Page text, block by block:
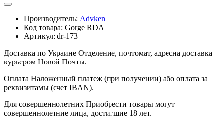
Производитель: Advken
Код товара: Gorge RDA
Артикул: dr-173
Доставка по Украине Отделение, почтомат, адресна доставка
курьером Новой Почты.
Оплата Наложенный платеж (при получении) або оплата за
реквизитамы (счет IBAN).
Для совершеннолетних Приобрести товары могут
совершеннолетние лица, достигшие 18 лет.